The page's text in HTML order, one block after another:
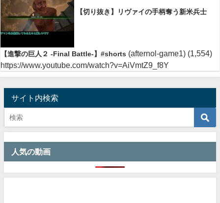
【切り抜き】リヴァイの手柄奪う新米兵士
【進撃の巨人２ -Final Battle-】#shorts (afternol-game1) (1,554)
https://www.youtube.com/watch?v=AiVmtZ9_f8Y
サイト内検索
人気の動画